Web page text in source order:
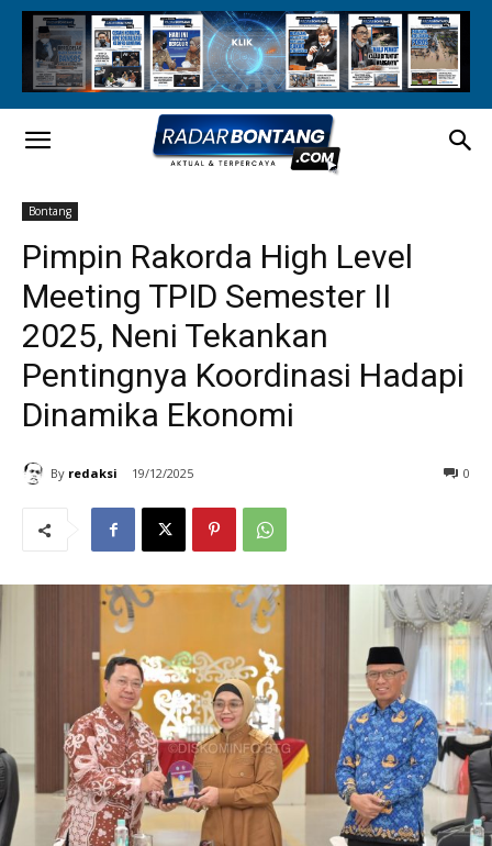
Bontang
Pimpin Rakorda High Level
Meeting TPID Semester II
2025, Neni Tekankan
Pentingnya Koordinasi Hadapi
Dinamika Ekonomi
By redaksi 19/12/2025 0